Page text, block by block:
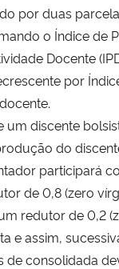
por duas
o Índice de
Docente
por
um discente
do
participará
de 0,8 (zero
redutor de 0,2
e assim,
de consolidada